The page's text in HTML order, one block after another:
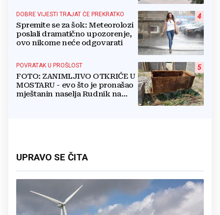
4
DOBRE VIJESTI TRAJAT ĆE PREKRATKO
Spremite se za šok: Meteorolozi
poslali dramatično upozorenje,
ovo nikome neće odgovarati
5
POVRATAK U PROŠLOST
FOTO: ZANIMLJIVO OTKRIĆE U
MOSTARU - evo što je pronašao
mještanin naselja Rudnik na
UPRAVO SE ČITA